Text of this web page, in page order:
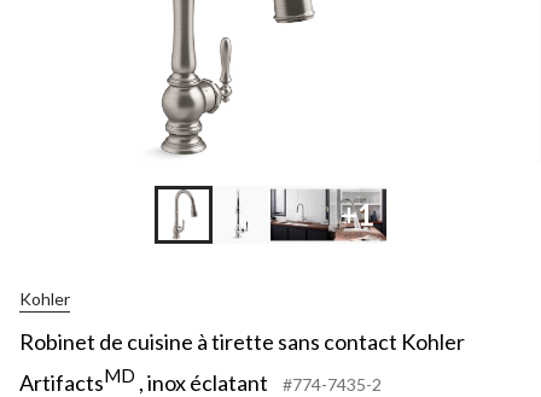
+1
Kohler
Robinet de cuisine à tirette sans contact Kohler
ArtifactsMD , inox éclatant #774-7435-2